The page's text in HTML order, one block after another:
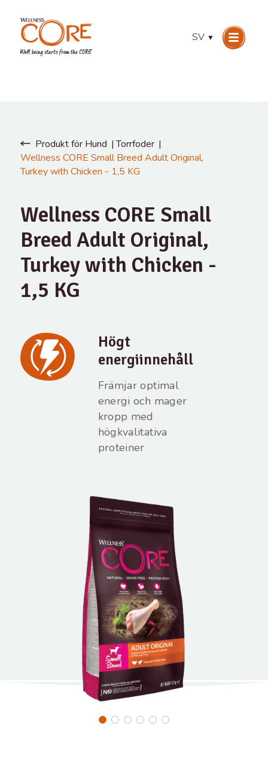
SV ▼
Produkt för Hund
Torrfoder
Wellness CORE Small Breed Adult Original,
Turkey with Chicken - 1,5 KG
Wellness CORE Small
Breed Adult Original,
Turkey with Chicken -
1,5 KG
Högt
energiinnehåll
Främjar optimal
energi och mager
kropp med
högkvalitativa
proteiner